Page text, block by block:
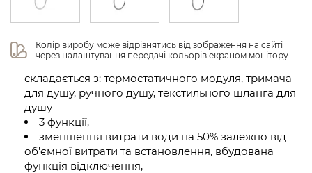
Колір виробу може відрізнятись від зображення на сайті
через налаштування передачі кольорів екраном монітору.
складається з: термостатичного модуля, тримача
для душу, ручного душу, текстильного шланга для
душу
3 функції,
зменшення витрати води на 50% залежно від
об'ємної витрати та встановлення, вбудована
функція відключення,